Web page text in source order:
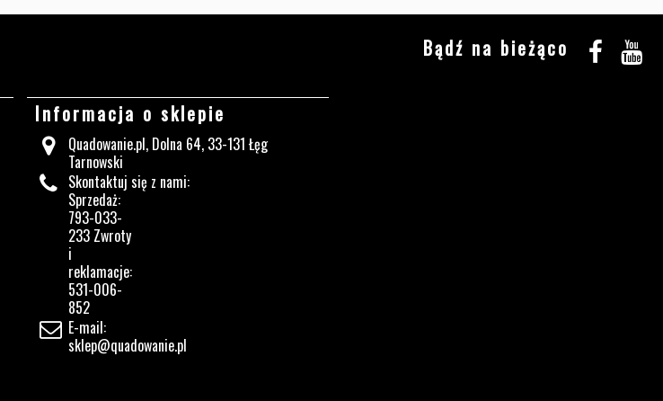
Bądź na bieżąco
Informacja o sklepie
Quadowanie.pl, Dolna 64, 33-131 Łęg
Tarnowski
Skontaktuj się z nami:
Sprzedaż:
793-033-
233 Zwroty
i
reklamacje:
531-006-
852
E-mail:
sklep@quadowanie.pl